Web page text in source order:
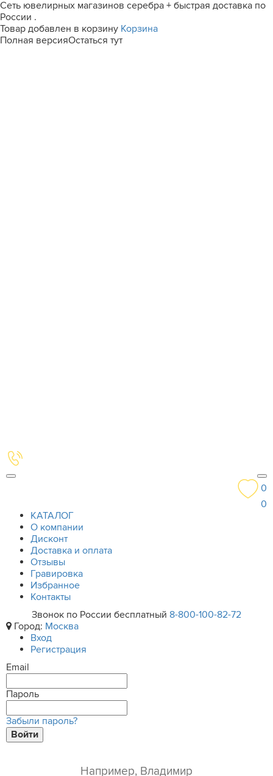
Сеть ювелирных магазинов серебра + быстрая доставка по
России .
Товар добавлен в корзину Корзина
Полная версияОстаться тут
0
0
КАТАЛОГ
О компании
Дисконт
Доставка и оплата
Отзывы
Гравировка
Избранное
Контакты
Звонок по России бесплатный 8-800-100-82-72
Город: Москва
Вход
Регистрация
Email
Пароль
Забыли пароль?
Войти